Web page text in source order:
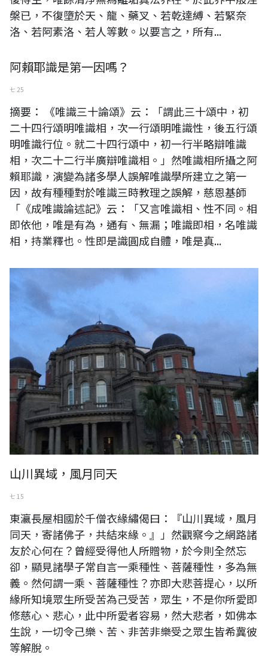
槃已，不復墮於天、龍、藥叉、若乾達縛、若緊奈
洛、若阿素洛、若人等數。以要言之，所有...
阿賴耶識是第一因嗎？
七 25
摘要： 《唯識三十論頌》云：「謂此三十頌中，初
二十四行頌明唯識相，次一行頌明唯識性，後五行頌
明唯識行位。就二十四行頌中，初一行半略辯唯識
相，次二十二行半廣辯唯識相。」然唯識相所攝之阿
賴耶識，演變為諸多學人誤解唯識學所建立之第一
因，故有種種對於唯識三時教理之誤解，慈恩基師
「《成唯識論述記》云：「又言唯識相、性不同。相
即依他，唯是有為，通有、無漏；唯識即相，名唯識
相，持業釋也。性即是識圓成自體，唯是真...
山川異域，風月同天
七 15
東瀛長屋相國於千僧衣緣繡偈曰：『山川異域，風月
同天，寄諸佛子，共結來緣。』」然觀察今之網路諸
友於心何在？曾經受得他人所贈物，於今則全然忘
卻，顯見諸學子常自言一乘種性、菩薩種性，多為無
義。然何謂一乘、菩薩種性？亦即大悲菩提心，以所
緣所知境眾生所受苦為己受苦，眾生，不是你所愛即
修慈心、悲心，此中所愛者容易，然大悲者，如佛本
生說，一切令己樂、苦、非苦非樂受之眾生皆希冀彼
等解脫。